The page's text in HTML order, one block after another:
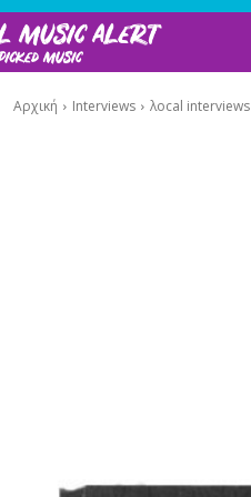
Αρχική Interviews λocal interviews